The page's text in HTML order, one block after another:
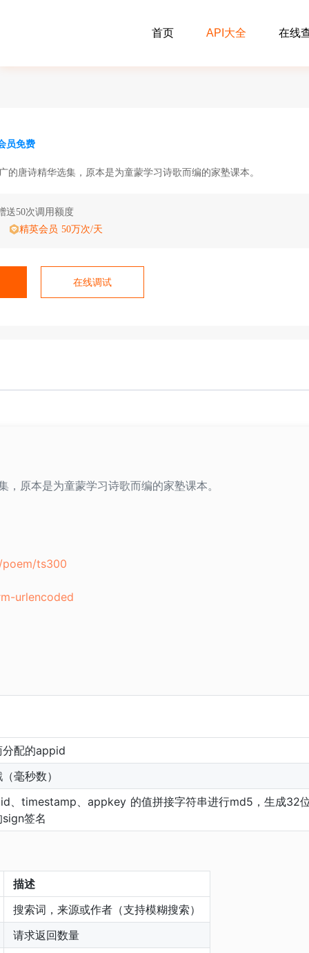
首页 API大全 在线
员免费
的唐诗精华选集，原本是为童蒙学习诗歌而编的家塾课本。
送50次调用额度
精英会员 50万次/天
在线调试
原本是为童蒙学习诗歌而编的家塾课本。
ts300
urlencoded
分配的appid
毫秒数）
、timestamp、appkey 的值拼接字符串进行md5，生成32
签名
描述
搜索词，来源或作者（支持模糊搜索）
请求返回数量